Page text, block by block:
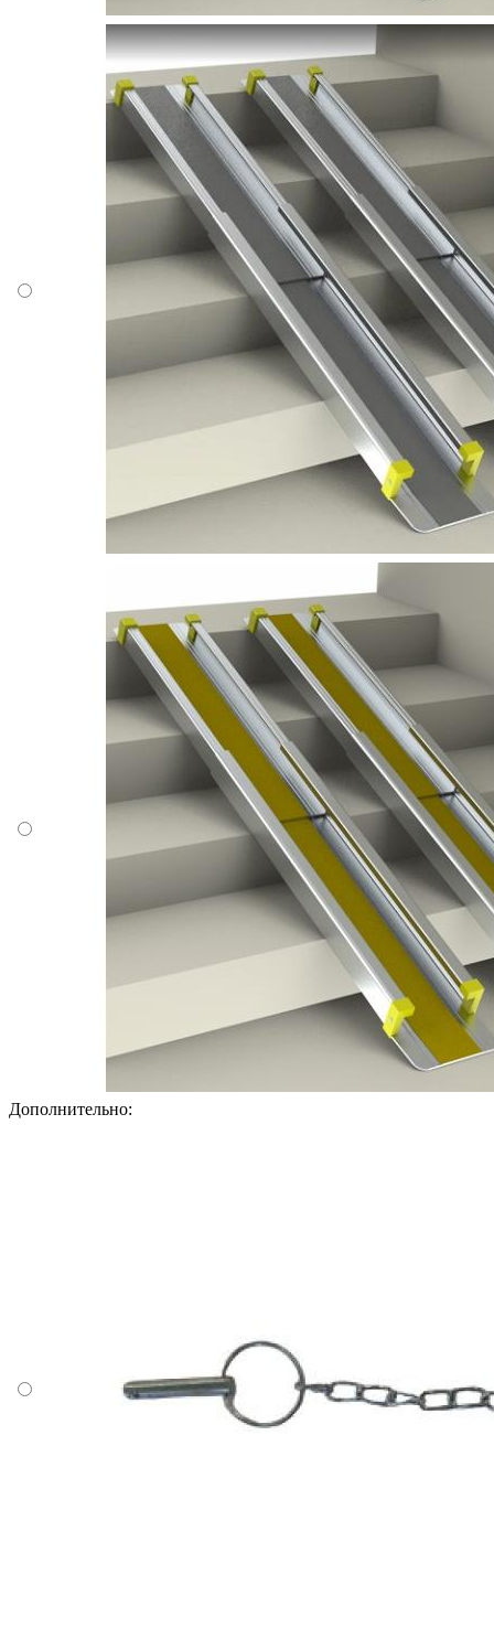
Дополнительно: